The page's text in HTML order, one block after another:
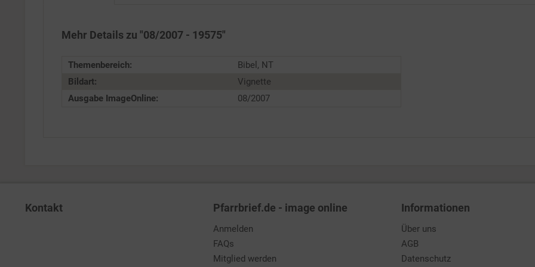
Mehr Details zu "08/2007 - 19575"
Themenbereich:
Bibel, NT
Bildart:
Vignette
Ausgabe ImageOnline:
08/2007
Kontakt Pfarrbrief.de - image online
Anmelden
FAQs
Mitglied werden
Informationen
Über uns
AGB
Datenschutz
Service